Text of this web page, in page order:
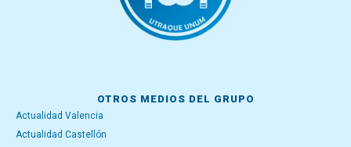
OTROS MEDIOS DEL GRUPO
Actualidad Valencia
Actualidad Castellón